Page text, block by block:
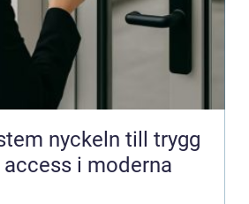
till trygg
i moderna